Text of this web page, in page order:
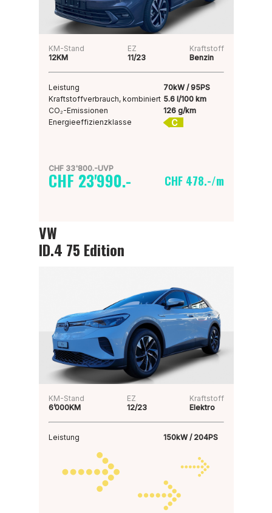
KM-Stand
12KM
EZ
11/23
Kraftstoff
Benzin
Leistung
70kW / 95PS
Kraftstoffverbrauch, kombiniert 5.6 l/100 km
CO₂-Emissionen
126 g/km
Energieeffizienzklasse
C
CHF 33'800.-UVP
CHF 23'990.- CHF 478.-/m
VW
ID.4 75 Edition
KM-Stand
6’000KM
EZ
12/23
Kraftstoff
Elektro
Leistung 150kW / 204PS